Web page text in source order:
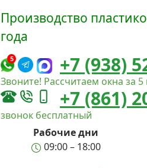
Производство
года
5 +7 (938)
Звоните! Рассчитаем окна за 5
+7 (861)
звонок бесплатный
Рабочие дни
09:00 – 18:00